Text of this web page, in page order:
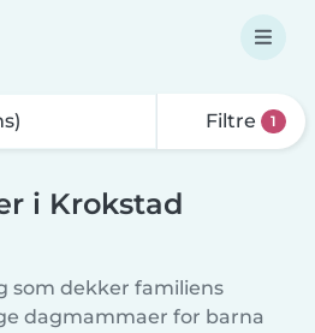
Filtre 1
i Krokstad
som dekker familiens
dagmammaer for barna